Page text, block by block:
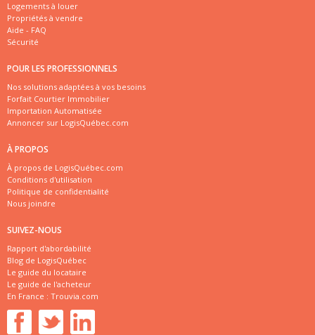
Logements à louer
Propriétés à vendre
Aide - FAQ
Sécurité
POUR LES PROFESSIONNELS
Nos solutions adaptées à vos besoins
Forfait Courtier Immobilier
Importation Automatisée
Annoncer sur LogisQuébec.com
À PROPOS
À propos de LogisQuébec.com
Conditions d'utilisation
Politique de confidentialité
Nous joindre
SUIVEZ-NOUS
Rapport d'abordabilité
Blog de LogisQuébec
Le guide du locataire
Le guide de l'acheteur
En France : Trouvia.com